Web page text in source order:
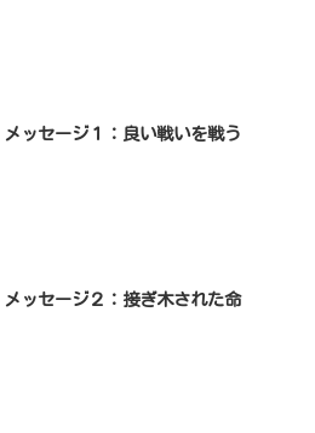
メッセージ１：良い戦いを戦う
メッセージ２：接ぎ木された命